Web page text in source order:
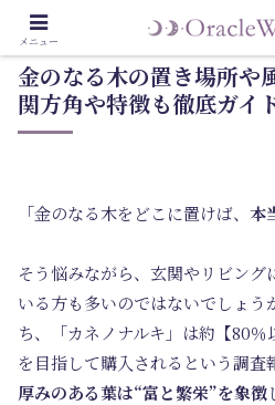
金のなる木の置き場所や
関方角や特徴も徹底ガイ
「金のなる木をどこに置けば、 本
そう悩みながら、玄関やリビング
いる方も多いのではないでしょう
ち、「カネノナルキ」は約【80
を目指して購入されるという調査
厚みのある葉は“富と繁栄”を象徴
メニュー